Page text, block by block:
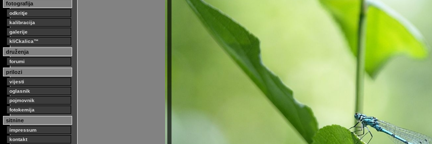
fotografija
odkritje
kalibracija
galerije
kliCkalica™
druženja
forumi
prilozi
vijesti
oglasnik
pojmovnik
fotokemija
sitnine
impressum
kontakt